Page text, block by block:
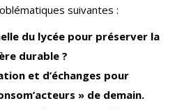
suivantes :
du lycée pour préserver la
durable ?
et d’échanges pour
» de demain.